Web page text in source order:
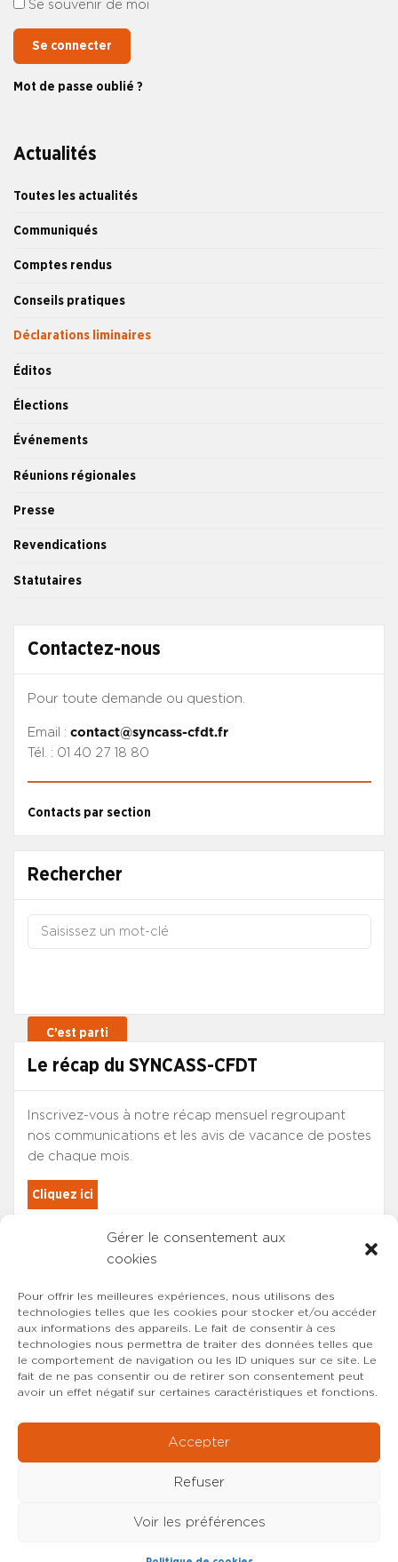
Gérer le consentement aux
cookies
Pour offrir les meilleures expériences, nous utilisons des
technologies telles que les cookies pour stocker et/ou accéder
aux informations des appareils. Le fait de consentir à ces
technologies nous permettra de traiter des données telles que
le comportement de navigation ou les ID uniques sur ce site. Le
fait de ne pas consentir ou de retirer son consentement peut
avoir un effet négatif sur certaines caractéristiques et fonctions.
Accepter
Refuser
Voir les préférences
Actualités
Toutes les actualités
Communiqués
Comptes rendus
Conseils pratiques
Déclarations liminaires
Éditos
Élections
Événements
Réunions régionales
Presse
Revendications
Statutaires
Contactez-nous
Pour toute demande ou question.
Email : contact@syncass-cfdt.fr
Tél. : 01 40 27 18 80
Contacts par section
Se souvenir de moi
Se connecter
Mot de passe oublié ?
Rechercher
Le récap du SYNCASS-CFDT
Inscrivez-vous à notre récap mensuel regroupant
nos communications et les avis de vacance de postes
de chaque mois.
Cliquez ici
Les adhérents du SYNCASS-CFDT
sont automatiquement inscrits.